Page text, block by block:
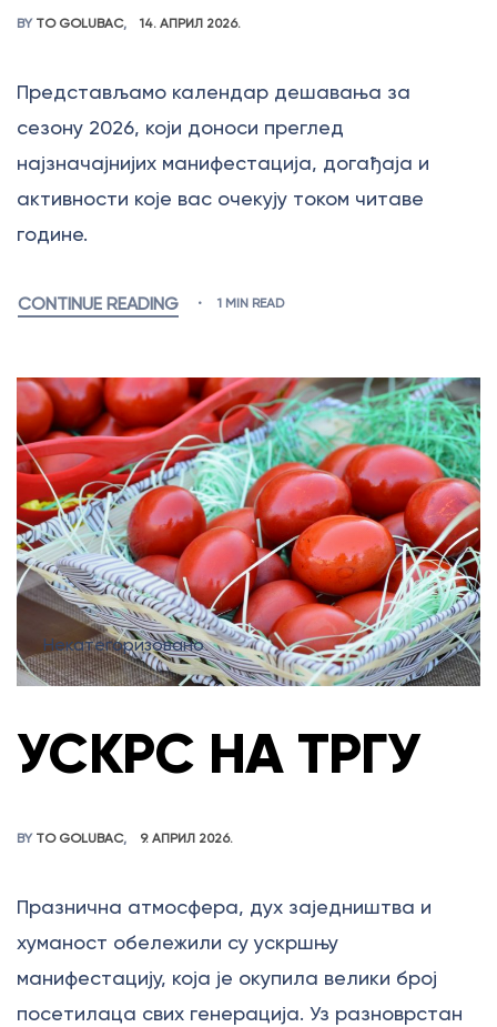
BY TO GOLUBAC 14. АПРИЛ 2026.
Представљамо календар дешавања за
сезону 2026, који доноси преглед
најзначајнијих манифестација, догађаја и
активности које вас очекују током читаве
године.
CONTINUE READING 1 MIN READ
Некатегоризовано
УСКРС НА ТРГУ
BY TO GOLUBAC 9. АПРИЛ 2026.
Празнична атмосфера, дух заједништва и
хуманост обележили су ускршњу
манифестацију, која је окупила велики број
посетилаца свих генерација. Уз разноврстан